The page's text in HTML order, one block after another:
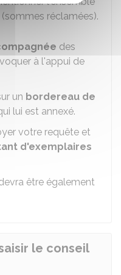
(sommes réclamées).
des
à l'appui de
un bordereau de
lui est annexé.
votre requête et
d'exemplaires
être également
le conseil